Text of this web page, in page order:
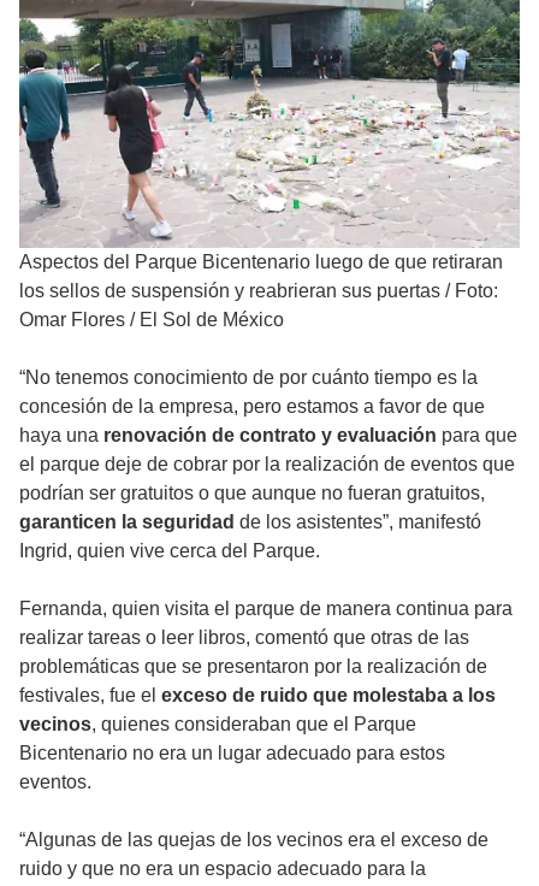
Aspectos del Parque Bicentenario luego de que retiraran
los sellos de suspensión y reabrieran sus puertas / Foto:
Omar Flores / El Sol de México
“No tenemos conocimiento de por cuánto tiempo es la
concesión de la empresa, pero estamos a favor de que
haya una renovación de contrato y evaluación para que
el parque deje de cobrar por la realización de eventos que
podrían ser gratuitos o que aunque no fueran gratuitos,
garanticen la seguridad de los asistentes”, manifestó
Ingrid, quien vive cerca del Parque.
Fernanda, quien visita el parque de manera continua para
realizar tareas o leer libros, comentó que otras de las
problemáticas que se presentaron por la realización de
festivales, fue el exceso de ruido que molestaba a los
vecinos, quienes consideraban que el Parque
Bicentenario no era un lugar adecuado para estos
eventos.
“Algunas de las quejas de los vecinos era el exceso de
ruido y que no era un espacio adecuado para la